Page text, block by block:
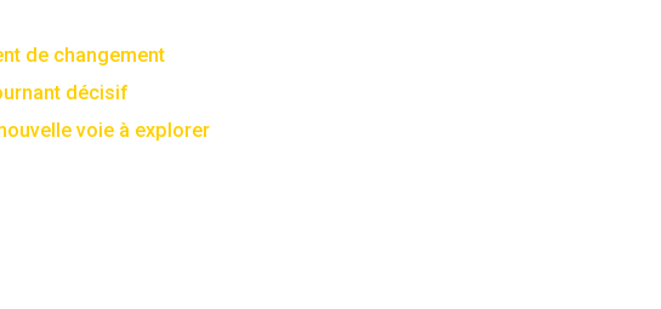
de changement
décisif
voie à explorer